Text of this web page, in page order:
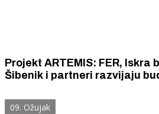
Projekt ARTEMIS: FER,
Šibenik i partneri razvijaju
09. Ožujak